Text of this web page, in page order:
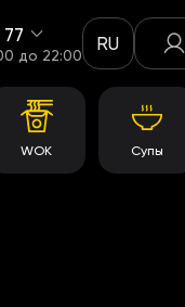
до 22:00
RU
WOK Супы